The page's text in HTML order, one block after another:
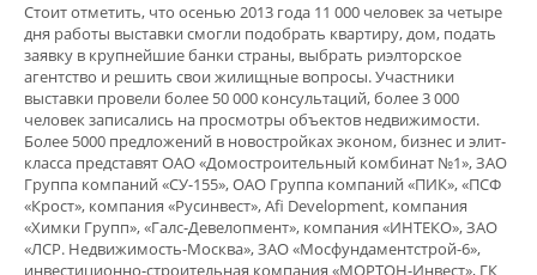
Стоит отметить, что осенью 2013 года 11 000 человек за четыре
дня работы выставки смогли подобрать квартиру, дом, подать
заявку в крупнейшие банки страны, выбрать риэлторское
агентство и решить свои жилищные вопросы. Участники
выставки провели более 50 000 консультаций, более 3 000
человек записались на просмотры объектов недвижимости.
Более 5000 предложений в новостройках эконом, бизнес и элит-
класса представят ОАО «Домостроительный комбинат №1», ЗАО
Группа компаний «СУ-155», ОАО Группа компаний «ПИК», «ПСФ
«Крост», компания «Русинвест», Afi Development, компания
«Химки Групп», «Галс-Девелопмент», компания «ИНТЕКО», ЗАО
«ЛСР. Недвижимость-Москва», ЗАО «Мосфундаментстрой-6»,
инвестиционно-строительная компания «МОРТОН-Инвест», ГК